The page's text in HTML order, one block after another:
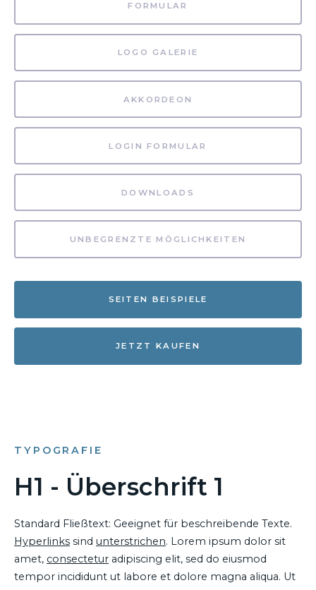
FORMULAR
LOGO GALERIE
AKKORDEON
LOGIN FORMULAR
DOWNLOADS
UNBEGRENZTE MÖGLICHKEITEN
SEITEN BEISPIELE
JETZT KAUFEN
TYPOGRAFIE
H1 - Überschrift 1
Standard Fließtext: Geeignet für beschreibende Texte.
Hyperlinks sind unterstrichen. Lorem ipsum dolor sit
amet, consectetur adipiscing elit, sed do eiusmod
tempor incididunt ut labore et dolore magna aliqua. Ut